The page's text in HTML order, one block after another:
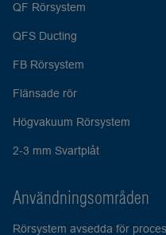
QF Rörsystem
QFS Ducting
FB Rörsystem
Flänsade rör
Högvakuum Rörsystem
2-3 mm Svartplåt
Användningsområden
Rörsystem avsedda för